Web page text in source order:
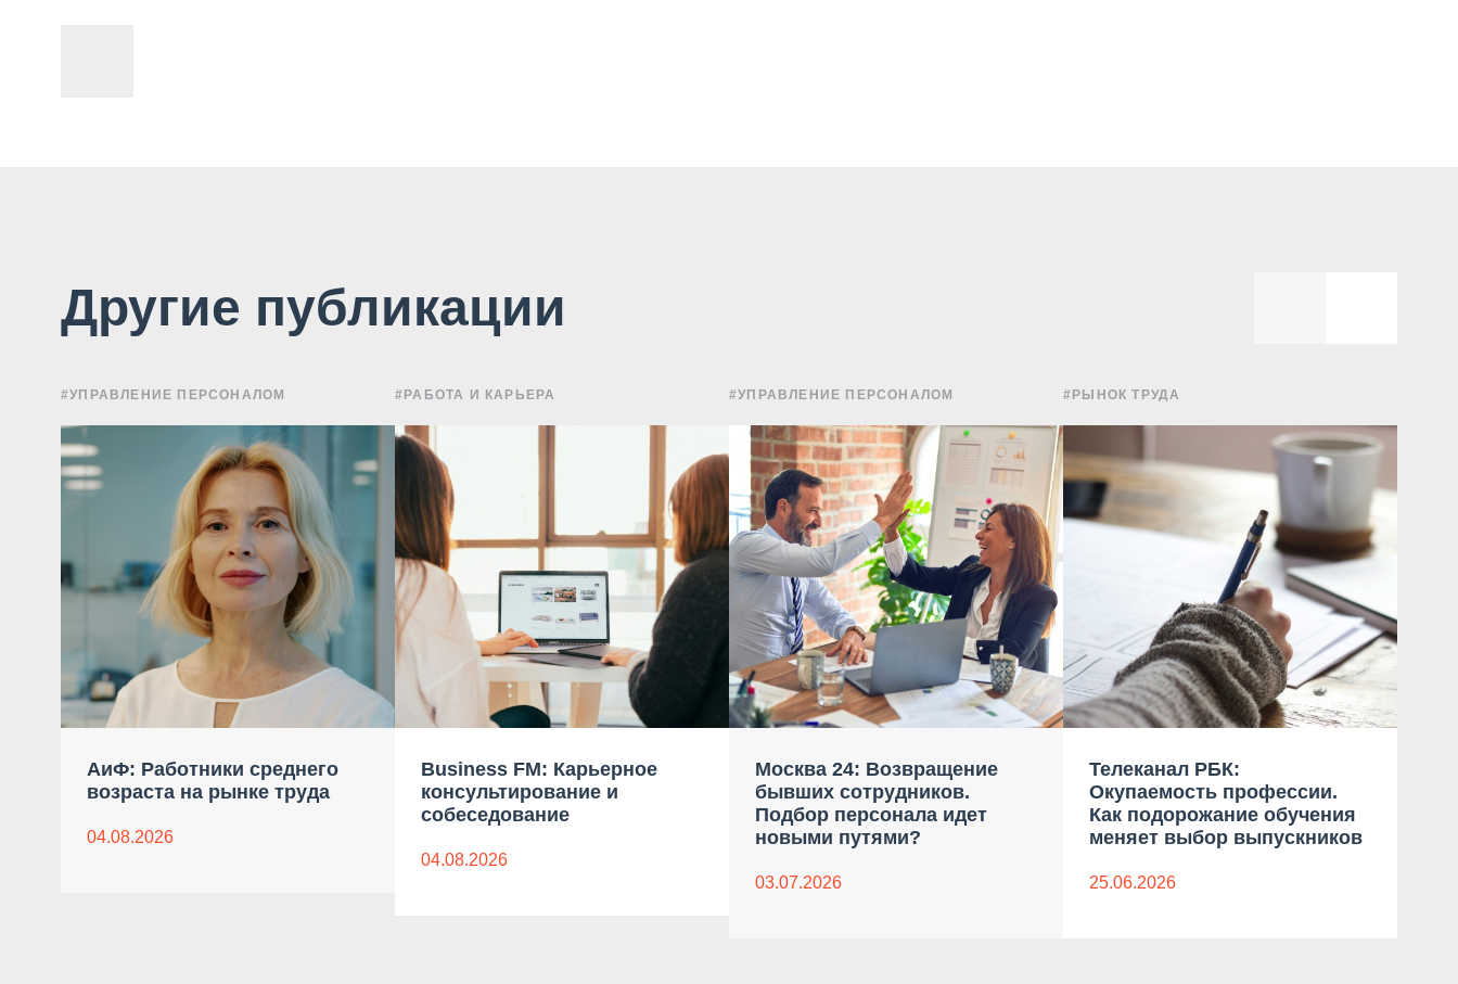
Другие публикации
#УПРАВЛЕНИЕ ПЕРСОНАЛОМ
АиФ: Работники среднего
возраста на рынке труда
04.08.2026
#РАБОТА И КАРЬЕРА
Business FM: Карьерное
консультирование и
собеседование
04.08.2026
#УПРАВЛЕНИЕ ПЕРСОНАЛОМ
Москва 24: Возвращение
бывших сотрудников.
Подбор персонала идет
новыми путями?
03.07.2026
#РЫНОК ТРУДА
Телеканал РБК:
Окупаемость профессии.
Как подорожание обучения
меняет выбор выпускников
25.06.2026